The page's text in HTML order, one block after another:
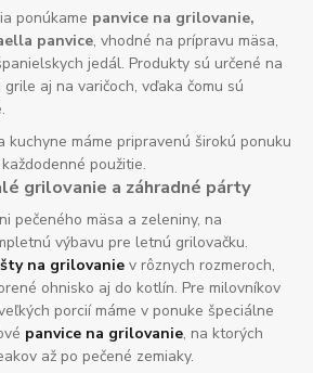
ponúkame panvice na grilovanie,
panvice, vhodné na prípravu mäsa,
jedál. Produkty sú určené na
aj na varičoch, vďaka čomu sú
kuchyne máme pripravenú širokú ponuku
použitie.
grilovanie a záhradné párty
pečeného mäsa a zeleniny, na
výbavu pre letnú grilovačku.
na grilovanie v rôznych rozmeroch,
ohnisko aj do kotlín. Pre milovníkov
porcií máme v ponuke špeciálne
panvice na grilovanie, na ktorých
až po pečené zemiaky.